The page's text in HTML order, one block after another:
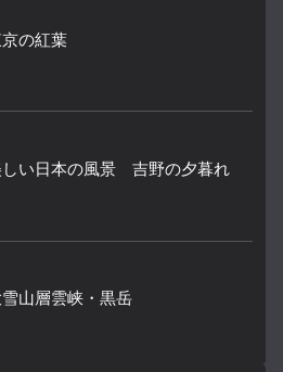
の紅葉
しい日本の風景 吉野の夕暮れ
山層雲峡・黒岳